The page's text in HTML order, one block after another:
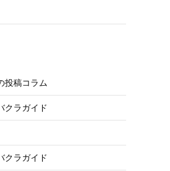
投稿コラム
クラガイド
クラガイド